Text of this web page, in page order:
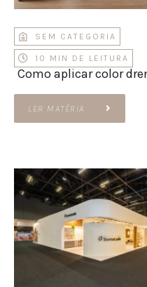
SEM CATEGORIA
10 MIN DE LEITURA
Como aplicar color
LER MATÉRIA